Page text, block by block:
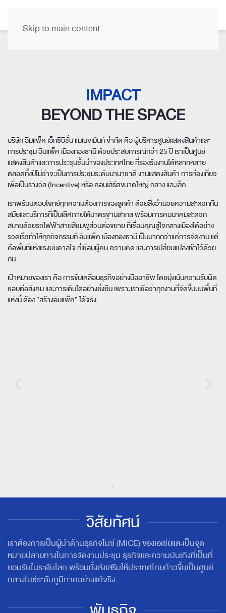
Skip to main content
IMPACT
BEYOND THE SPACE
บริษัท อิมแพ็ค เอ็กซิบิชั่น แมเนจเม้นท์ จำกัด คือ ผู้บริหารศูนย์แสดงสินค้าและ
การประชุม อิมแพ็ค เมืองทองธานี ด้วยประสบการณ์กว่า 25 ปี เราเป็นศูนย์
แสดงสินค้าและการประชุมชั้นนำของประเทศไทย ที่รองรับงานได้หลากหลาย
ตลอดทั้งปีไม่ว่าจะเป็นการประชุมระดับนานาชาติ งานแสดงสินค้า การท่องเที่ยว
เพื่อเป็นรางวัล (Incentive) หรือ คอนเสิร์ตขนาดใหญ่ กลาง และเล็ก
เราพร้อมตอบโจทย์ทุกความต้องการของลูกค้า ด้วยสิ่งอำนวยความสะดวกทัน
สมัยและบริการที่เป็นเลิศภายใต้มาตรฐานสากล พร้อมการคมนาคมสะดวก
สบายด้วยรถไฟฟ้าสายสีชมพูส่วนต่อขยาย ที่เชื่อมคุณสู่ใจกลางเมืองได้อย่าง
รวดเร็วทำให้ทุกกิจกรรมที่ อิมแพ็ค เมืองทองธานี เป็นมากกว่าแค่การจัดงาน แต่
คือพื้นที่แห่งแรงบันดาลใจ ที่เชื่อมผู้คน ความคิด และการเปลี่ยนแปลงเข้าไว้ด้วย
กัน
เป้าหมายของเรา คือ การขับเคลื่อนธุรกิจอย่างมืออาชีพ โดยมุ่งเน้นความรับผิด
ชอบต่อสังคม และการเติบโตอย่างยั่งยืน เพราะเราเชื่อว่าทุกงานที่จัดขึ้นบนพื้นที่
แห่งนี้ ต้อง “สร้างอิมแพ็ค” ได้จริง
วิสัยทัศน์
เราต้องการเป็นผู้นำด้านธุรกิจไมซ์ (MICE) ของเอเชียและเป็นจุด
หมายปลายทางในการจัดงานประชุม ธุรกิจและความบันเทิงที่เป็นที่
ยอมรับในระดับโลก พร้อมทั้งส่งเสริมให้ประเทศไทยก้าวขึ้นเป็นศูนย์
กลางไมซ์ระดับภูมิภาคอย่างแท้จริง